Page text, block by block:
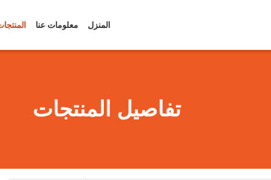
المنزل معلومات عنا
تفاصيل المنتجات